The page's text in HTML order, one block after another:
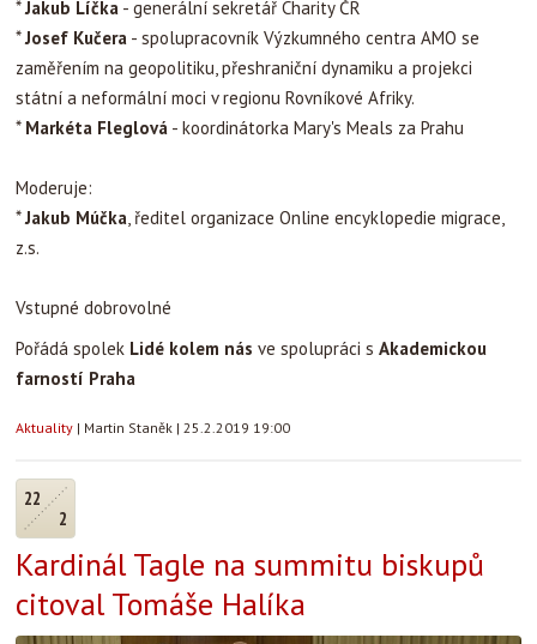
*Jakub Líčka - generální sekretář Charity ČR
*Josef Kučera - spolupracovník Výzkumného centra AMO se
zaměřením na geopolitiku, přeshraniční dynamiku a projekci
státní a neformální moci v regionu Rovníkové Afriky.
* Markéta Fleglová - koordinátorka Mary's Meals za Prahu
Moderuje:
*Jakub Múčka, ředitel organizace Online encyklopedie migrace,
z.s.
Vstupné dobrovolné
Pořádá spolek Lidé kolem nás ve spolupráci s Akademickou
farností Praha
Aktuality | Martin Staněk | 25.2.2019 19:00
22
2
Kardinál Tagle na summitu biskupů
citoval Tomáše Halíka